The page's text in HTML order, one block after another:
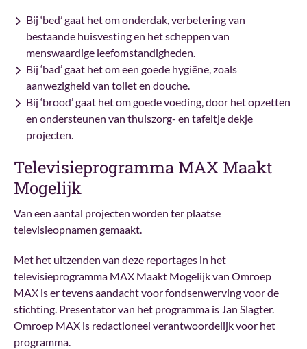
Bij ‘bed’ gaat het om onderdak, verbetering van
bestaande huisvesting en het scheppen van
menswaardige leefomstandigheden.
Bij ‘bad’ gaat het om een goede hygiëne, zoals
aanwezigheid van toilet en douche.
Bij ‘brood’ gaat het om goede voeding, door het opzetten
en ondersteunen van thuiszorg- en tafeltje dekje
projecten.
Televisieprogramma MAX Maakt
Mogelijk
Van een aantal projecten worden ter plaatse
televisieopnamen gemaakt.
Met het uitzenden van deze reportages in het
televisieprogramma MAX Maakt Mogelijk van Omroep
MAX is er tevens aandacht voor fondsenwerving voor de
stichting. Presentator van het programma is Jan Slagter.
Omroep MAX is redactioneel verantwoordelijk voor het
programma.